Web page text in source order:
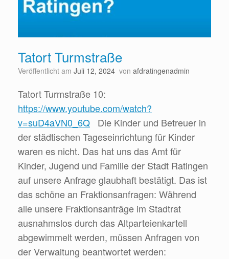
Tatort Turmstraße
Veröffentlicht am Juli 12, 2024 von afdratingenadmin
Tatort Turmstraße 10:
https://www.youtube.com/watch?
v=suD4aVN0_6Q Die Kinder und Betreuer in
der städtischen Tageseinrichtung für Kinder
waren es nicht. Das hat uns das Amt für
Kinder, Jugend und Familie der Stadt Ratingen
auf unsere Anfrage glaubhaft bestätigt. Das ist
das schöne an Fraktionsanfragen: Während
alle unsere Fraktionsanträge im Stadtrat
ausnahmslos durch das Altparteienkartell
abgewimmelt werden, müssen Anfragen von
der Verwaltung beantwortet werden: